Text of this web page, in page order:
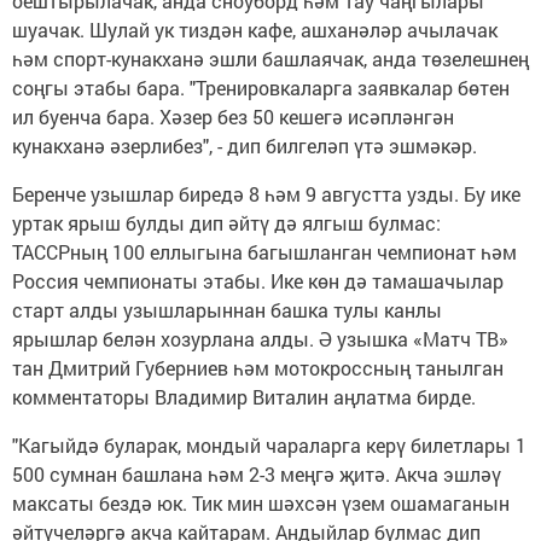
шуачак. Шулай ук тиздән кафе, ашханәләр ачылачак
һәм спорт-кунакханә эшли башлаячак, анда төзелешнең
соңгы этабы бара. "Тренировкаларга заявкалар бөтен
ил буенча бара. Хәзер без 50 кешегә исәпләнгән
кунакханә әзерлибез", - дип билгеләп үтә эшмәкәр.
Беренче узышлар биредә 8 һәм 9 августта узды. Бу ике
уртак ярыш булды дип әйтү дә ялгыш булмас:
ТАССРның 100 еллыгына багышланган чемпионат һәм
Россия чемпионаты этабы. Ике көн дә тамашачылар
старт алды узышларыннан башка тулы канлы
ярышлар белән хозурлана алды. Ә узышка «Матч ТВ»
тан Дмитрий Губерниев һәм мотокроссның танылган
комментаторы Владимир Виталин аңлатма бирде.
"Кагыйдә буларак, мондый чараларга керү билетлары 1
500 сумнан башлана һәм 2-3 меңгә җитә. Акча эшләү
максаты бездә юк. Тик мин шәхсән үзем ошамаганын
әйтүчеләргә акча кайтарам. Андыйлар булмас дип